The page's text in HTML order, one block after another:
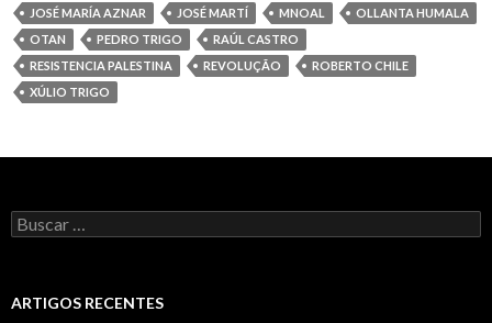
JOSÉ MARÍA AZNAR
JOSÉ MARTÍ MNOAL
OLLANTA HUMALA
OTAN
PEDRO TRIGO
RAÚL CASTRO
RESISTENCIA PALESTINA
REVOLUÇÃO
ROBERTO CHILE
XÚLIO TRIGO
Buscar:
ARTIGOS RECENTES